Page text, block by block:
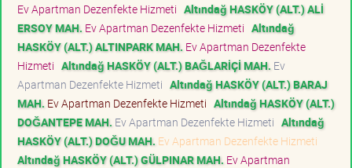
Ev Apartman Dezenfekte Hizmeti Altındağ HASKÖY (ALT.) ALİ
ERSOY MAH. Ev Apartman Dezenfekte Hizmeti Altındağ
HASKÖY (ALT.) ALTINPARK MAH. Ev Apartman Dezenfekte
Hizmeti Altındağ HASKÖY (ALT.) BAĞLARİÇİ MAH. Ev
Apartman Dezenfekte Hizmeti Altındağ HASKÖY (ALT.) BARAJ
MAH. Ev Apartman Dezenfekte Hizmeti Altındağ HASKÖY (ALT.)
DOĞANTEPE MAH. Ev Apartman Dezenfekte Hizmeti Altındağ
HASKÖY (ALT.) DOĞU MAH. Ev Apartman Dezenfekte Hizmeti
Altındağ HASKÖY (ALT.) GÜLPINAR MAH. Ev Apartman